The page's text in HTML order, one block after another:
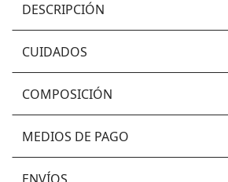
DESCRIPCIÓN
CUIDADOS
COMPOSICIÓN
MEDIOS DE PAGO